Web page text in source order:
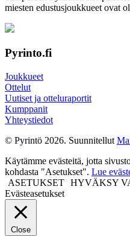
miesten edustus­joukkueet ovat
Pyrinto.fi
Joukkueet
Ottelut
Uutiset ja otteluraportit
Kumppanit
Yhteystiedot
© Pyrintö 2026. Suunnitellut
Käytämme evästeitä, jotta
kohdasta "Asetukset". Lue
ASETUKSET HYVÄKSY
Evästeasetukset
Close